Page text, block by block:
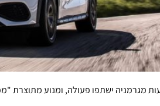
מגרמניה ישתפו פעולה, ומנוע מתוצרת